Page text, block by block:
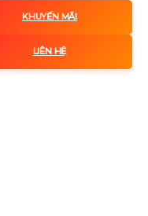
KHUYẾN MÃI
LIÊN HỆ